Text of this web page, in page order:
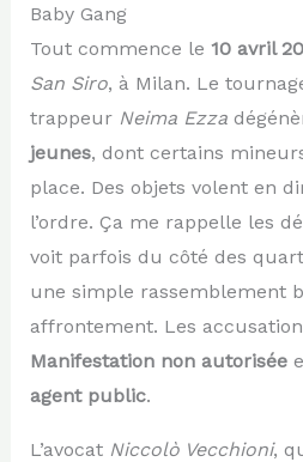
Baby Gang
Tout commence le 10 avril
San Siro, à Milan. Le
trappeur Neima Ezza
jeunes, dont certains
place. Des objets volent en
l’ordre. Ça me rappelle les
voit parfois du côté des
une simple rassemblement
affrontement. Les
Manifestation non autorisée
agent public.
L’avocat Niccolò Vecchioni,